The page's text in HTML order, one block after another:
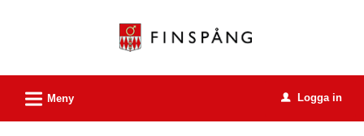
tjänster
Finspångs
L Meny u Logga in